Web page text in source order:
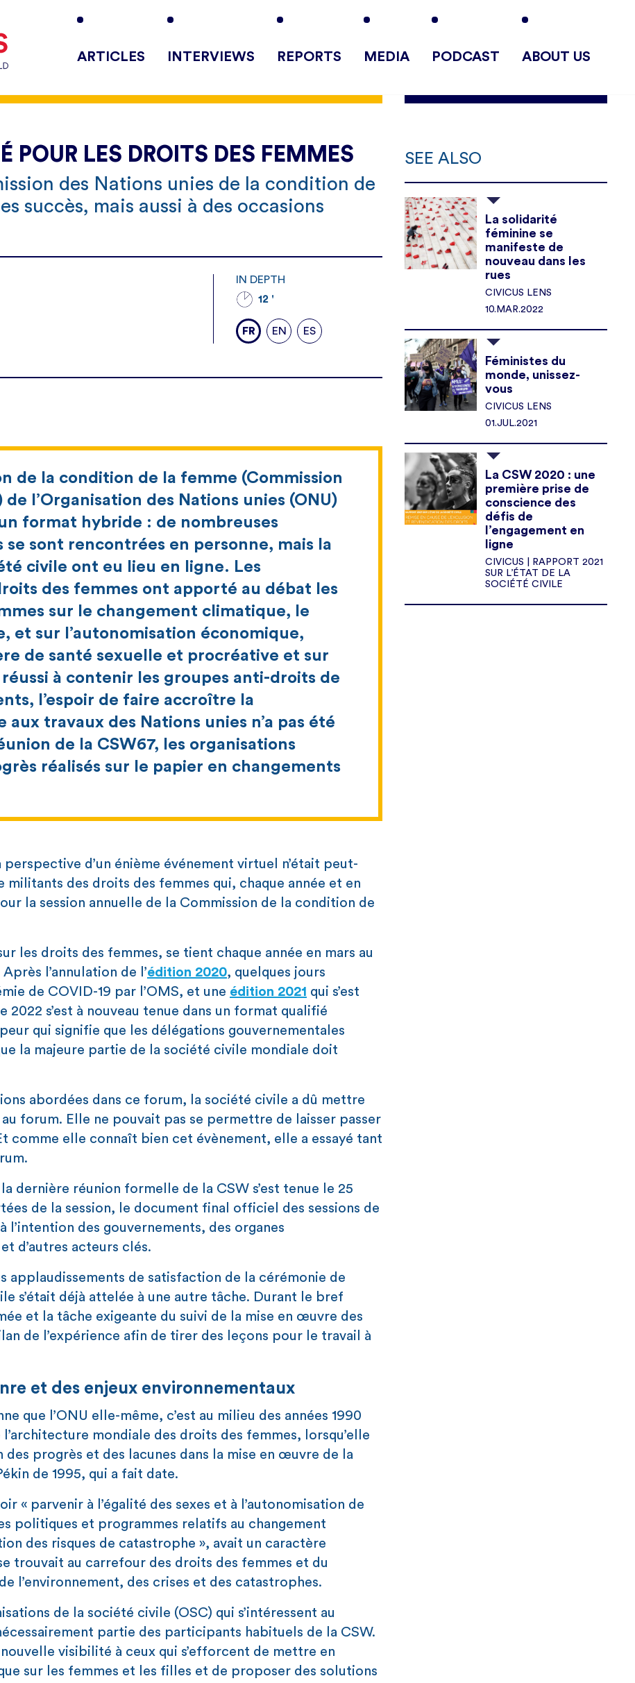
ARTICLES INTERVIEWS REPORTS MEDIA PODCAST ABOUT US
LES DROITS DES FEMMES
des Nations unies de la condition de
succès, mais aussi à des occasions
IN DEPTH
12 '
FR EN ES
de la condition de la femme (Commission
l’Organisation des Nations unies (ONU)
format hybride : de nombreuses
sont rencontrées en personne, mais la
civile ont eu lieu en ligne. Les
des femmes ont apporté au débat les
sur le changement climatique, le
et sur l’autonomisation économique,
de santé sexuelle et procréative et sur
à contenir les groupes anti-droits de
l’espoir de faire accroître la
travaux des Nations unies n’a pas été
de la CSW67, les organisations
réalisés sur le papier en changements
d’un énième événement virtuel n’était peut-
des droits des femmes qui, chaque année et en
la session annuelle de la Commission de la condition de
les droits des femmes, se tient chaque année en mars au
l’annulation de l’édition 2020, quelques jours
de COVID-19 par l’OMS, et une édition 2021 qui s’est
s’est à nouveau tenue dans un format qualifié
qui signifie que les délégations gouvernementales
la majeure partie de la société civile mondiale doit
abordées dans ce forum, la société civile a dû mettre
forum. Elle ne pouvait pas se permettre de laisser passer
comme elle connaît bien cet évènement, elle a essayé tant
dernière réunion formelle de la CSW s’est tenue le 25
de la session, le document final officiel des sessions de
l’intention des gouvernements, des organes
d’autres acteurs clés.
applaudissements de satisfaction de la cérémonie de
s’était déjà attelée à une autre tâche. Durant le bref
et la tâche exigeante du suivi de la mise en œuvre des
de l’expérience afin de tirer des leçons pour le travail à
et des enjeux environnementaux
que l’ONU elle-même, c’est au milieu des années 1990
mondiale des droits des femmes, lorsqu’elle
progrès et des lacunes dans la mise en œuvre de la
de 1995, qui a fait date.
« parvenir à l’égalité des sexes et à l’autonomisation de
politiques et programmes relatifs au changement
des risques de catastrophe », avait un caractère
trouvait au carrefour des droits des femmes et du
l’environnement, des crises et des catastrophes.
de la société civile (OSC) qui s’intéressent au
partie des participants habituels de la CSW.
visibilité à ceux qui s’efforcent de mettre en
sur les femmes et les filles et de proposer des solutions
SEE ALSO
La solidarité
féminine se
manifeste de
nouveau dans les
rues
CIVICUS LENS
10.MAR.2022
Féministes du
monde, unissez-
vous
CIVICUS LENS
01.JUL.2021
La CSW 2020 : une
première prise de
conscience des
défis de
l’engagement en
ligne
CIVICUS | RAPPORT 2021
SUR L’ÉTAT DE LA
SOCIÉTÉ CIVILE